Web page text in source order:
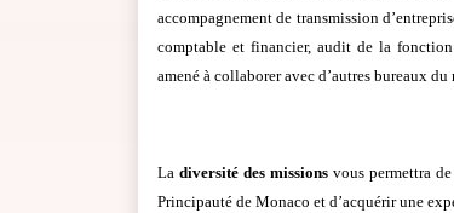
accompagnement de transmission
comptable et financier, audit de la
amené à collaborer avec d’autres bureaux
La diversité des missions vous permettra
Principauté de Monaco et d’acquérir une